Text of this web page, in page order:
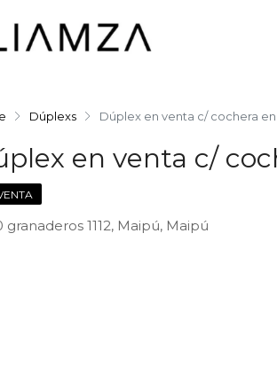
Dúplexs Dúplex en venta c/ cochera
en venta c/
granaderos 1112, Maipú, Maipú